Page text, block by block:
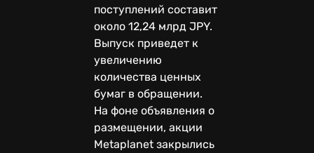
поступлений составит
около 12,24 млрд JPY.
Выпуск приведет к
увеличению
количества ценных
бумаг в обращении.
На фоне объявления о
размещении, акции
Metaplanet закрылись